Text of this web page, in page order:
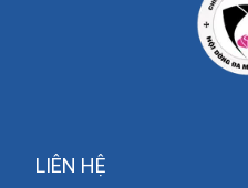
LIÊN HỆ